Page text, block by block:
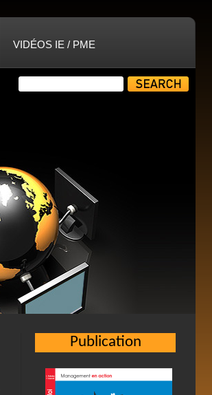
VIDÉOS IE / PME
Publication